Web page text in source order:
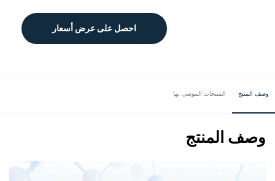
احصل على عرض أسعار
وصف المنتج المنتجات الموصى بها
وصف المنتج